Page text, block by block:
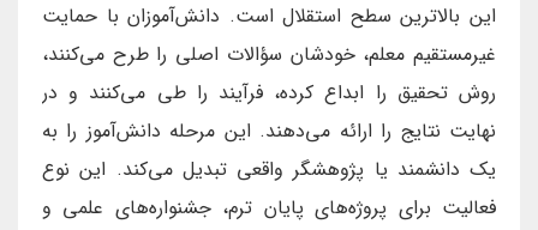
این بالاترین سطح استقلال است. دانش‌آموزان با حمایت
غیرمستقیم معلم، خودشان سؤالات اصلی را طرح می‌کنند،
روش تحقیق را ابداع کرده، فرآیند را طی می‌کنند و در
نهایت نتایج را ارائه می‌دهند. این مرحله دانش‌آموز را به
یک دانشمند یا پژوهشگر واقعی تبدیل می‌کند. این نوع
فعالیت برای پروژه‌های پایان ترم، جشنواره‌های علمی و